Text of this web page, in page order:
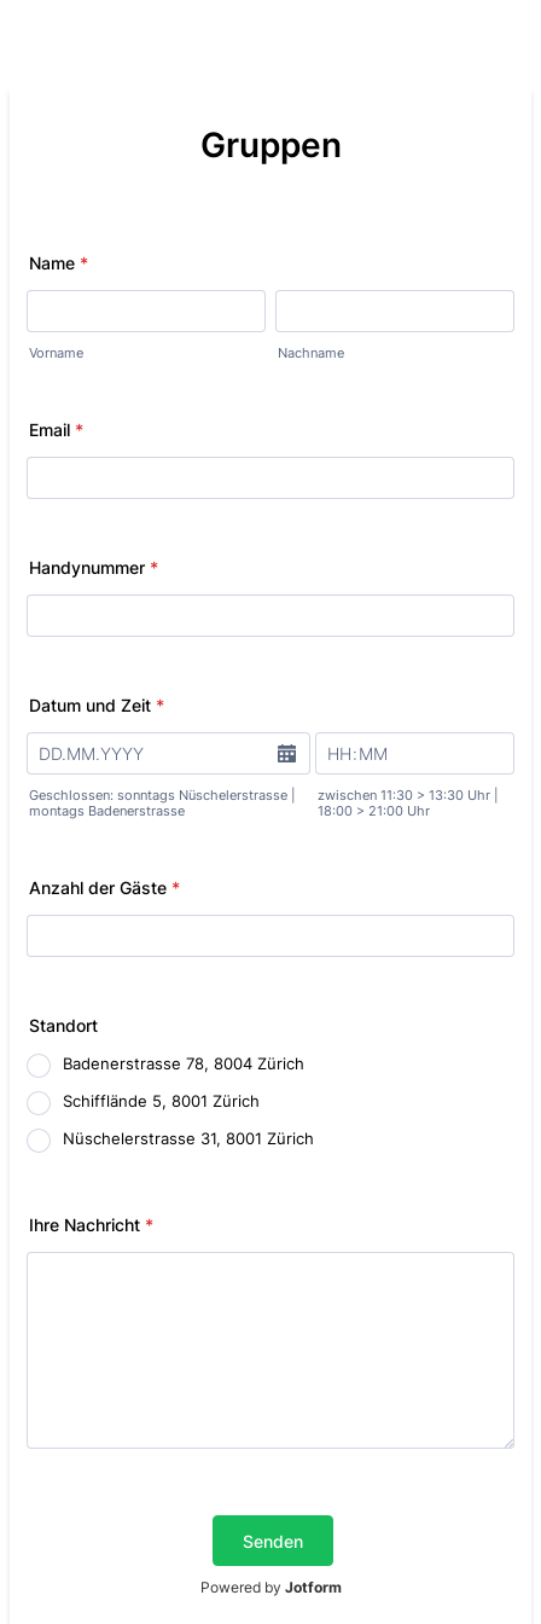
Gruppen
Name *
Vorname Nachname
Email *
Handynummer *
Datum und Zeit *
Geschlossen: sonntags Nüschelerstrasse |
montags Badenerstrasse
zwischen 11:30 > 13:30 Uhr |
18:00 > 21:00 Uhr
Anzahl der Gäste *
Standort
Badenerstrasse 78, 8004 Zürich
Schifflände 5, 8001 Zürich
Nüschelerstrasse 31, 8001 Zürich
Ihre Nachricht *
Senden
Powered by Jotform